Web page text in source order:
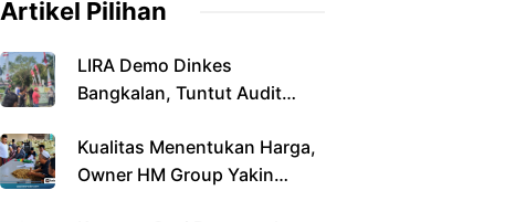
Artikel Pilihan
LIRA Demo Dinkes
Bangkalan, Tuntut Audit
Fasilitas Kesehatan
Kualitas Menentukan Harga,
Owner HM Group Yakin